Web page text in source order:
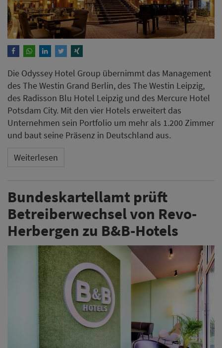
Die Odyssey Hotel Group übernimmt das Management
des The Westin Grand Berlin, des The Westin Leipzig,
des Radisson Blu Hotel Leipzig und des Mercure Hotel
Potsdam City. Mit den vier Hotels erweitert das
Unternehmen sein Portfolio um mehr als 1.200 Zimmer
und baut seine Präsenz in Deutschland aus.
Weiterlesen
Bundeskartellamt prüft
Betreiberwechsel von Revo-
Herbergen zu B&B-Hotels